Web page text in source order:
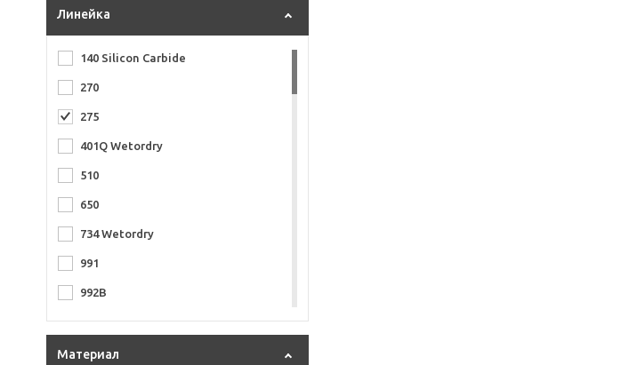
Линейка
140 Silicon Carbide
270
275
401Q Wetordry
510
650
734 Wetordry
991
992B
Abranet
B312T Gold
Материал